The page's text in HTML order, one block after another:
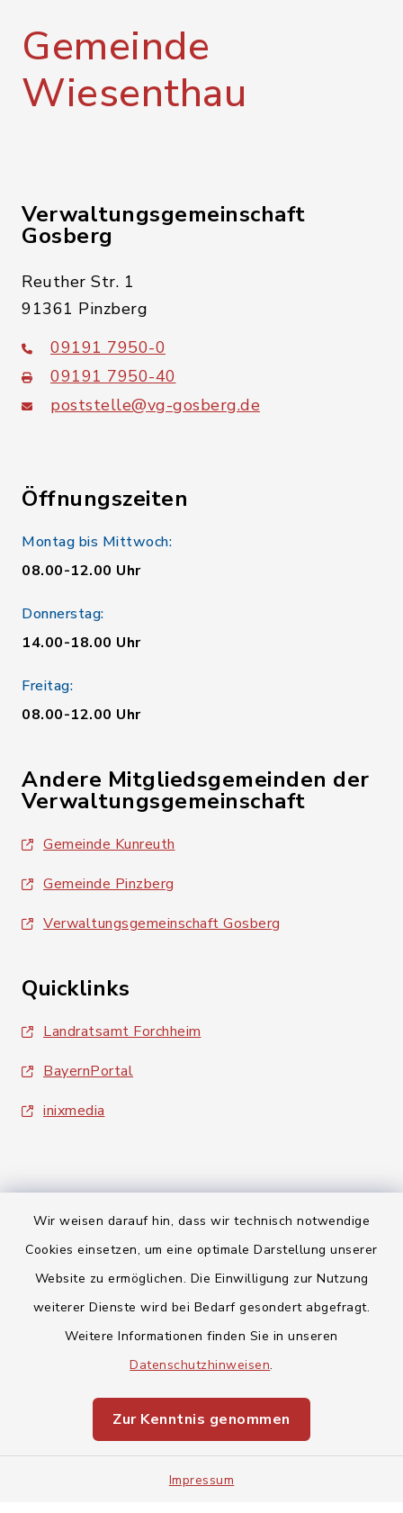
Wir weisen darauf hin, dass wir technisch notwendige
Cookies einsetzen, um eine optimale Darstellung unserer
Website zu ermöglichen. Die Einwilligung zur Nutzung
weiterer Dienste wird bei Bedarf gesondert abgefragt.
Weitere Informationen finden Sie in unseren
Datenschutzhinweisen.
Zur Kenntnis genommen
Impressum
Gemeinde
Wiesenthau
Verwaltungsgemeinschaft
Gosberg
Reuther Str. 1
91361 Pinzberg
09191 7950-0
09191 7950-40
poststelle@vg-gosberg.de
Öffnungszeiten
Montag bis Mittwoch:
08.00-12.00 Uhr
Donnerstag:
14.00-18.00 Uhr
Freitag:
08.00-12.00 Uhr
Andere Mitgliedsgemeinden der
Verwaltungsgemeinschaft
Gemeinde Kunreuth
Gemeinde Pinzberg
Verwaltungsgemeinschaft Gosberg
Quicklinks
Landratsamt Forchheim
BayernPortal
inixmedia
Kontakt
Barrierefreiheit
Datenschutz
Sitemap
Cookie-Einstellungen